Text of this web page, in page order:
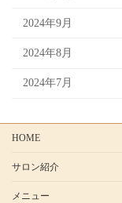
2024年9月
2024年8月
2024年7月
HOME
サロン紹介
メニュー